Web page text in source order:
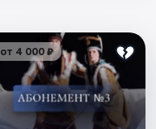
от 4 000 ₽